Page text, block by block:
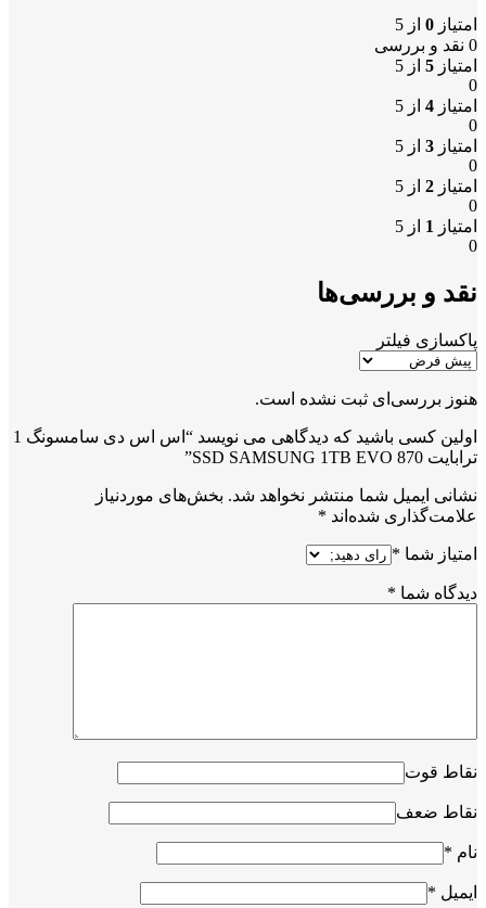
امتیاز 0 از 5
0 نقد و بررسی
امتیاز 5 از 5
0
امتیاز 4 از 5
0
امتیاز 3 از 5
0
امتیاز 2 از 5
0
امتیاز 1 از 5
0
نقد و بررسی‌ها
پاکسازی فیلتر
هنوز بررسی‌ای ثبت نشده است.
اولین کسی باشید که دیدگاهی می نویسد “اس اس دی سامسونگ 1
ترابایت SSD SAMSUNG 1TB EVO 870”
نشانی ایمیل شما منتشر نخواهد شد. بخش‌های موردنیاز
علامت‌گذاری شده‌اند *
امتیاز شما *
دیدگاه شما *
نقاط قوت
نقاط ضعف
نام *
ایمیل *